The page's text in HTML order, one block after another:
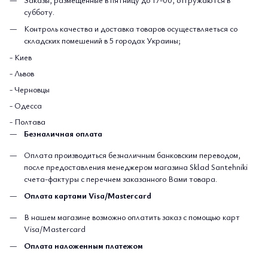
субботу.
Контроль качества и доставка товаров осуществляеться со
складских помешений в 5 городах Украины;
- Киев
- Львов
- Черновцы
- Одесса
- Полтава
Безналичная оплата
Оплата производиться безналичным банковским переводом,
после предоставления менеджером магазина Sklad Santehniki
счета-фактуры с перечнем заказанного Вами товара.
Оплата картами Visa/Mastercard
В нашем магазине возможно оплатить заказ с помощью карт
Visa/Mastercard
Оплата наложенным платежом